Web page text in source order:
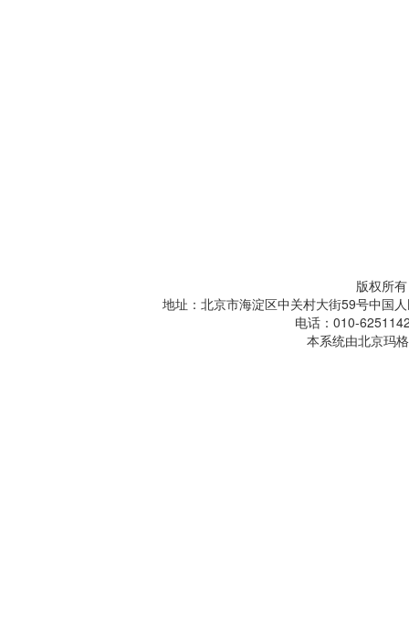
版权所
地址：北京市海淀区中关村大街59号中
电话：010-
本系统由北京玛